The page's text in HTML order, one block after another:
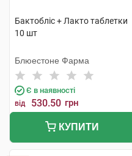
Бактобліс + Лакто таблетки
10 шт
Блюестоне Фарма
Є в наявності
від 530.50 грн
КУПИТИ